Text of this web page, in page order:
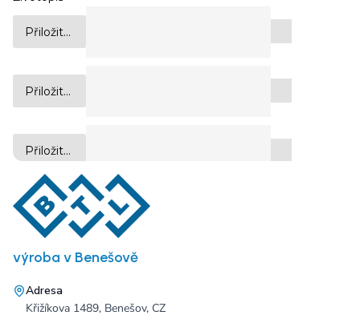
výroba v Benešově
Adresa
Křižíkova 1489, Benešov, CZ